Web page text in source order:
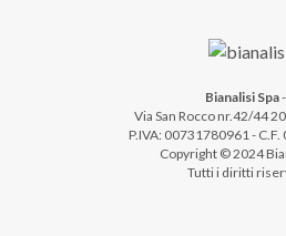
Bianalisi Spa-
Via San Rocco nr.42/44
P.IVA: 00731780961 -
Copyright © 2024
Tutti i diritti